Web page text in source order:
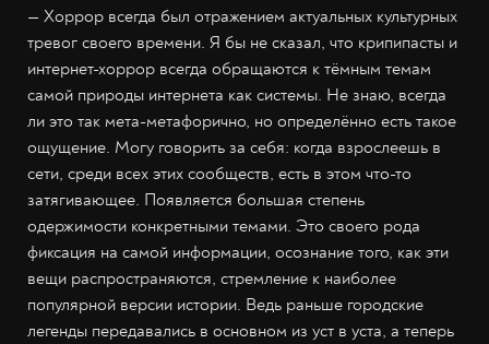
— Хоррор всегда был отражением актуальных культурных
тревог своего времени. Я бы не сказал, что крипипасты и
интернет-хоррор всегда обращаются к тёмным темам
самой природы интернета как системы. Не знаю, всегда
ли это так мета-метафорично, но определённо есть такое
ощущение. Могу говорить за себя: когда взрослеешь в
сети, среди всех этих сообществ, есть в этом что-то
затягивающее. Появляется большая степень
одержимости конкретными темами. Это своего рода
фиксация на самой информации, осознание того, как эти
вещи распространяются, стремление к наиболее
популярной версии истории. Ведь раньше городские
легенды передавались в основном из уст в уста, а теперь